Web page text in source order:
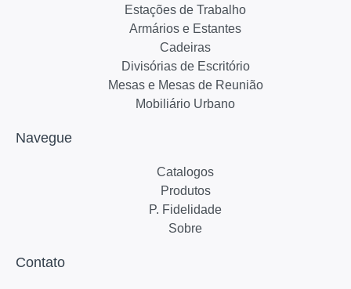
Estações de Trabalho
Armários e Estantes
Cadeiras
Divisórias de Escritório
Mesas e Mesas de Reunião
Mobiliário Urbano
Navegue
Catalogos
Produtos
P. Fidelidade
Sobre
Contato